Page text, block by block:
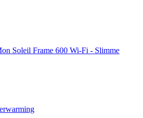
Soleil Frame 600 Wi-Fi - Slimme